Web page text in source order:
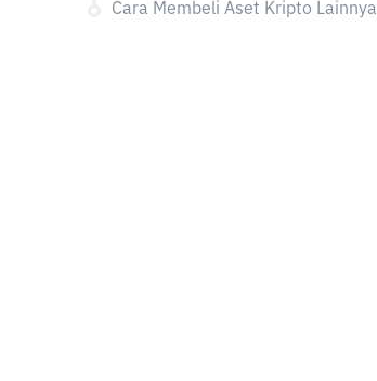
Cara Membeli Aset Kripto Lainnya